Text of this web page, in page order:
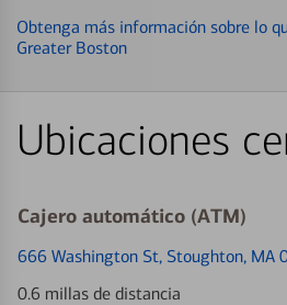
Obtenga más información sobre lo
Greater Boston
Ubicaciones
Cajero automático (ATM)
666 Washington St, Stoughton, MA
0.6 millas de distancia